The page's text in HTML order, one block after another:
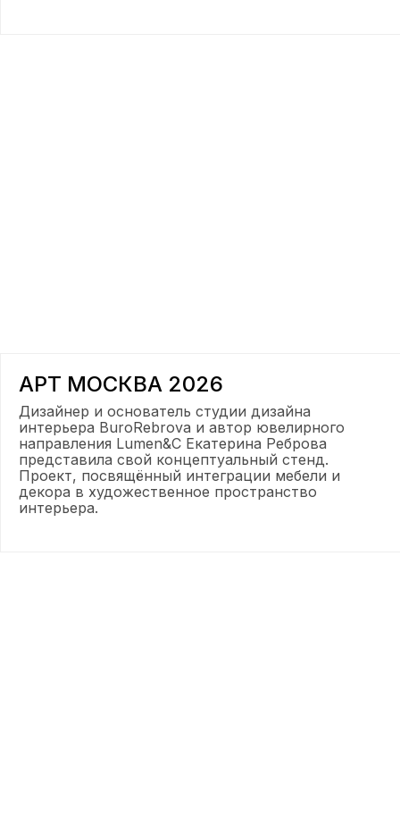
АРТ МОСКВА 2026
Дизайнер и основатель студии дизайна
интерьера BuroRebrova и автор ювелирного
направления Lumen&C Екатерина Реброва
представила свой концептуальный стенд.
Проект, посвящённый интеграции мебели и
декора в художественное пространство
интерьера.